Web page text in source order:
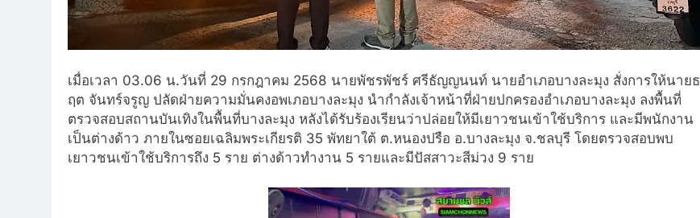
เมื่อเวลา 03.06 น.วันที่ 29 กรกฎาคม 2568 นายพัชรพัชร์ ศรีธัญญนนท์ นายอำเภอบางละมุง สั่งการให้นายธ
ฤต จันทร์จรูญ ปลัดฝ่ายความมั่นคงอพเภอบางละมุง นำกำลังเจ้าหน้าที่ฝ่ายปกครองอำเภอบางละมุง ลงพื้นที่
ตรวจสอบสถานบันเทิงในพื้นที่บางละมุง หลังได้รับร้องเรียนว่าปล่อยให้มีเยาวชนเข้าใช้บริการ และมีพนักงาน
เป็นต่างด้าว ภายในซอยเฉลิมพระเกียรติ 35 พัทยาใต้ ต.หนองปรือ อ.บางละมุง จ.ชลบุรี โดยตรวจสอบพบ
เยาวชนเข้าใช้บริการถึง 5 ราย ต่างด้าวทำงาน 5 รายและมีปัสสาวะสีม่วง 9 ราย